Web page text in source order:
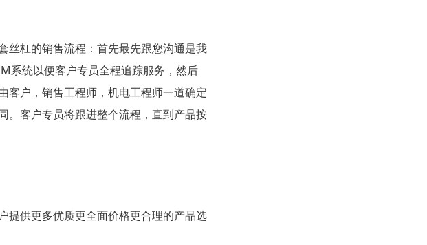
丝杠的销售流程：首先最先跟您沟通是我
系统以便客户专员全程追踪服务，然后
客户，销售工程师，机电工程师一道确定
。客户专员将跟进整个流程，直到产品按
提供更多优质更全面价格更合理的产品选